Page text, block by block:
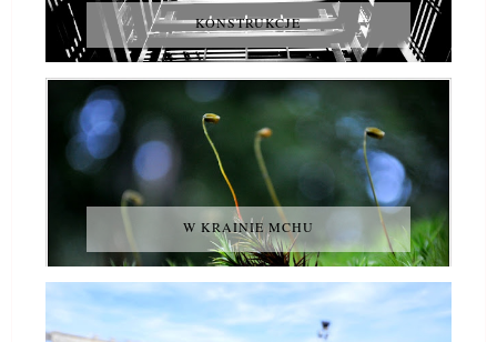
KONSTRUKCJE
W KRAINIE MCHU